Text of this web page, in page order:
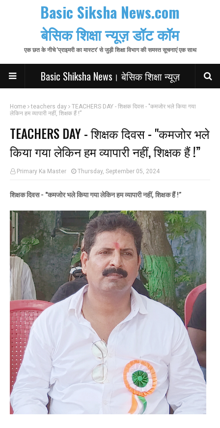
Basic Siksha News.com
बेसिक शिक्षा न्यूज़ डॉट कॉम
एक छत के नीचे 'प्राइमरी का मास्टर' से जुड़ी शिक्षा विभाग की समस्त सूचनाएं एक साथ
Basic Shiksha News। बेसिक शिक्षा न्यूज़
Home teachers day
TEACHERS DAY - शिक्षक दिवस - "कमजोर भले किया गया
लेकिन हम व्यापारी नहीं, शिक्षक हैं !”
TEACHERS DAY - शिक्षक दिवस - "कमजोर भले
किया गया लेकिन हम व्यापारी नहीं, शिक्षक हैं !”
Primary Ka Master Thursday, September 05, 2024
शिक्षक दिवस - "कमजोर भले किया गया लेकिन हम व्यापारी नहीं, शिक्षक हैं !”